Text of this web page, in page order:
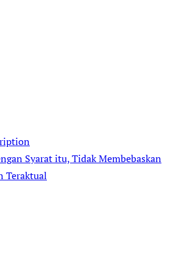
Syarat itu, Tidak Membebaskan
Teraktual